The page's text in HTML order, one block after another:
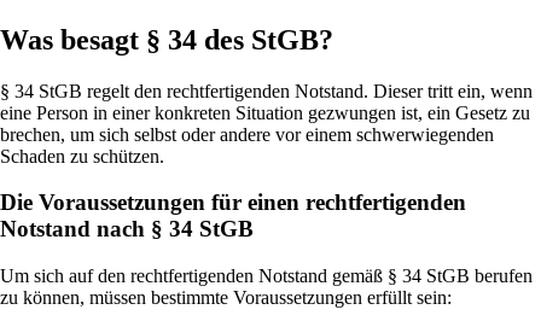
Was besagt § 34 des StGB?
§ 34 StGB regelt den rechtfertigenden Notstand. Dieser tritt ein, wenn
eine Person in einer konkreten Situation gezwungen ist, ein Gesetz zu
brechen, um sich selbst oder andere vor einem schwerwiegenden
Schaden zu schützen.
Die Voraussetzungen für einen rechtfertigenden
Notstand nach § 34 StGB
Um sich auf den rechtfertigenden Notstand gemäß § 34 StGB berufen
zu können, müssen bestimmte Voraussetzungen erfüllt sein: